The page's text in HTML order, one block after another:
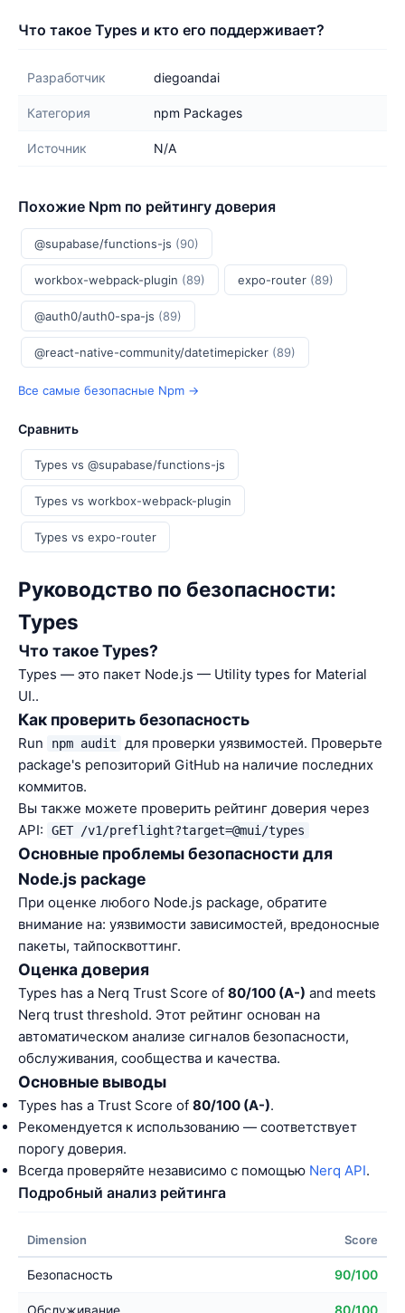
Что такое Types и кто его поддерживает?
Разработчик diegoandai
Категория npm Packages
Источник N/A
Похожие Npm по рейтингу доверия
@supabase/functions-js (90)
workbox-webpack-plugin (89) expo-router (89)
@auth0/auth0-spa-js (89)
@react-native-community/datetimepicker (89)
Все самые безопасные Npm →
Сравнить
Types vs @supabase/functions-js
Types vs workbox-webpack-plugin
Types vs expo-router
Руководство по безопасности:
Types
Что такое Types?
Types — это пакет Node.js — Utility types for Material
UI..
Как проверить безопасность
Run npm audit
для проверки уязвимостей. Проверьте
package's репозиторий GitHub на наличие последних
коммитов.
Вы также можете проверить рейтинг доверия через
API:
GET /v1/preflight?target=@mui/types
Основные проблемы безопасности для
Node.js package
При оценке любого Node.js package, обратите
внимание на: уязвимости зависимостей, вредоносные
пакеты, тайпосквоттинг.
Оценка доверия
Types has a Nerq Trust Score of 80/100 (A-) and meets
Nerq trust threshold. Этот рейтинг основан на
автоматическом анализе сигналов безопасности,
обслуживания, сообщества и качества.
Основные выводы
Types has a Trust Score of 80/100 (A-).
Рекомендуется к использованию — соответствует
порогу доверия.
Всегда проверяйте независимо с помощью Nerq API.
Подробный анализ рейтинга
Dimension Score
Безопасность 90/100
Обслуживание 80/100